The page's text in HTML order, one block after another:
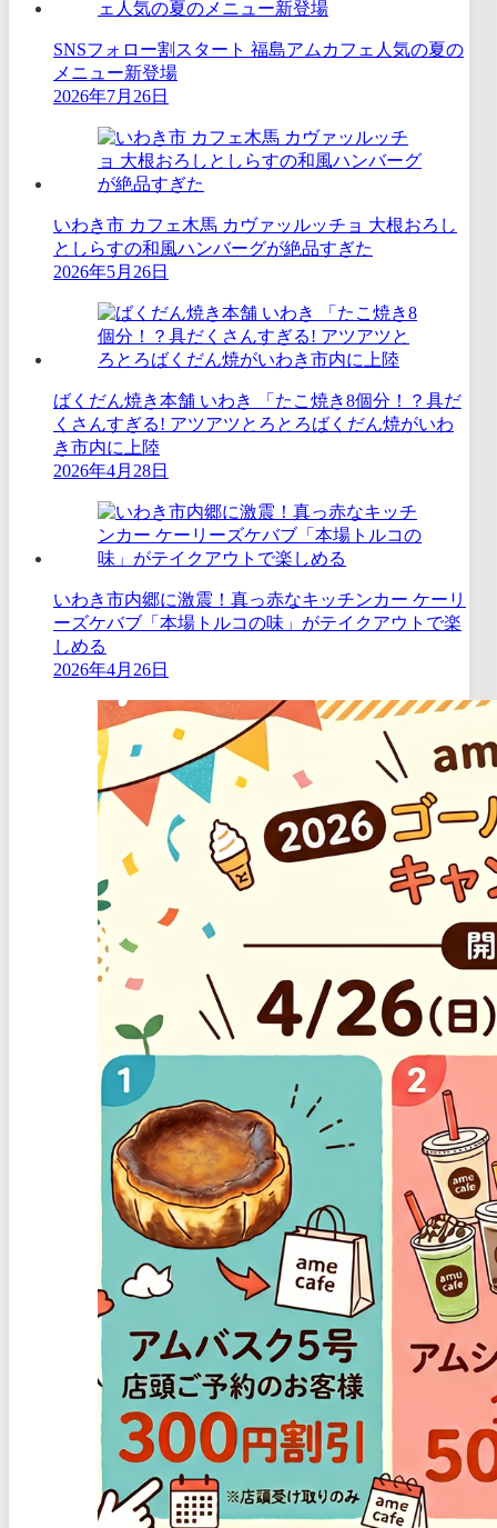
SNSフォロー割スタート 福島アムカフェ人気の夏の
メニュー新登場
2026年7月26日
いわき市 カフェ木馬 カヴァッルッチョ 大根おろし
としらすの和風ハンバーグが絶品すぎた
2026年5月26日
ばくだん焼き本舗 いわき 「たこ焼き8個分！？具だ
くさんすぎる! アツアツとろとろばくだん焼がいわ
き市内に上陸
2026年4月28日
いわき市内郷に激震！真っ赤なキッチンカー ケーリ
ーズケバブ「本場トルコの味」がテイクアウトで楽
しめる
2026年4月26日